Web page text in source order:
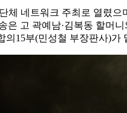
체 네트워크 주최로 열렸
고 곽예남·김복동 할머
15부(민성철 부장판사)가